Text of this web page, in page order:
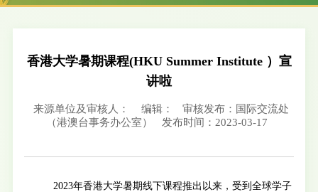
香港大学暑期课程(HKU Summer Institute ）宣
讲啦
来源单位及审核人： 编辑：
审核发布：国际交流处
（港澳台事务办公室）
发布时间：2023-03-17
2023年香港大学暑期线下课程推出以来，受到全球学子